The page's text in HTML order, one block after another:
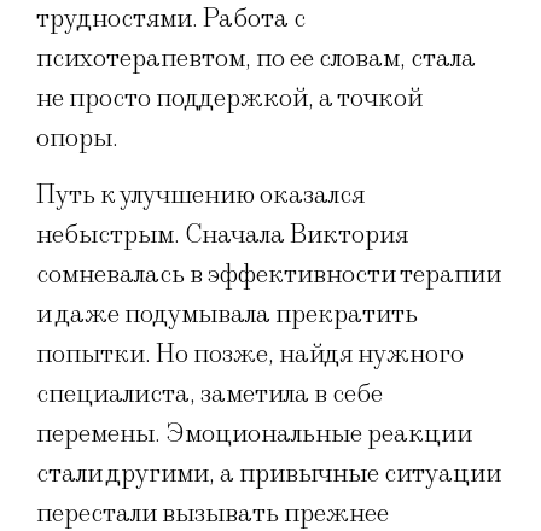
трудностями. Работа с
психотерапевтом, по ее словам, стала
не просто поддержкой, а точкой
опоры.
Путь к улучшению оказался
небыстрым. Сначала Виктория
сомневалась в эффективности терапии
и даже подумывала прекратить
попытки. Но позже, найдя нужного
специалиста, заметила в себе
перемены. Эмоциональные реакции
стали другими, а привычные ситуации
перестали вызывать прежнее